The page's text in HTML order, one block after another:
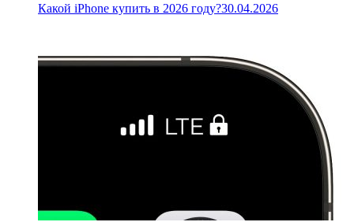
Какой iPhone купить в 2026 году?30.04.2026